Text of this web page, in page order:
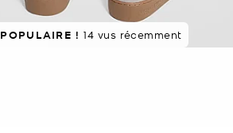
POPULAIRE ! 14 vus récemment